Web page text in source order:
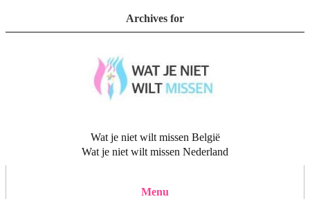
Archives for
Wat je niet wilt missen België
Wat je niet wilt missen Nederland
Menu